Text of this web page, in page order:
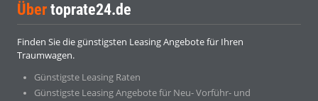
Über toprate24.de
Finden Sie die günstigsten Leasing Angebote für Ihren
Traumwagen.
Günstigste Leasing Raten
Günstigste Leasing Angebote für Neu- Vorführ- und